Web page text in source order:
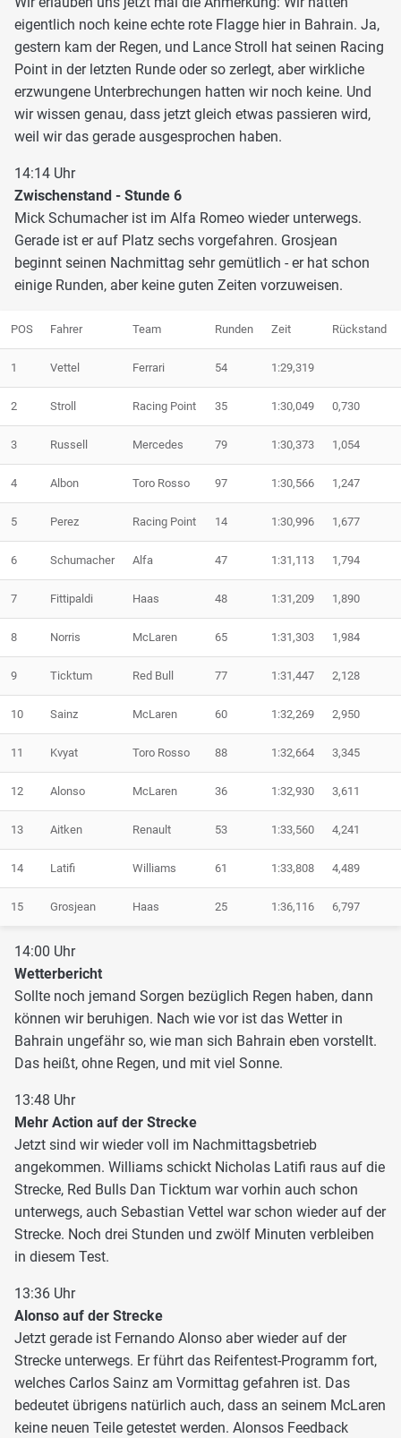
eigentlich noch keine echte rote Flagge hier in Bahrain. Ja,
gestern kam der Regen, und Lance Stroll hat seinen Racing
Point in der letzten Runde oder so zerlegt, aber wirkliche
erzwungene Unterbrechungen hatten wir noch keine. Und
wir wissen genau, dass jetzt gleich etwas passieren wird,
weil wir das gerade ausgesprochen haben.
14:14 Uhr
Zwischenstand - Stunde 6
Mick Schumacher ist im Alfa Romeo wieder unterwegs.
Gerade ist er auf Platz sechs vorgefahren. Grosjean
beginnt seinen Nachmittag sehr gemütlich - er hat schon
einige Runden, aber keine guten Zeiten vorzuweisen.
POS Fahrer Team Runden Zeit Rückstand
1 Vettel Ferrari 54 1:29,319
2 Stroll Racing Point 35 1:30,049 0,730
3 Russell Mercedes 79 1:30,373 1,054
4 Albon Toro Rosso 97 1:30,566 1,247
5 Perez Racing Point 14 1:30,996 1,677
6 Schumacher Alfa 47 1:31,113 1,794
7 Fittipaldi Haas 48 1:31,209 1,890
8 Norris McLaren 65 1:31,303 1,984
9 Ticktum Red Bull 77 1:31,447 2,128
10 Sainz McLaren 60 1:32,269 2,950
11 Kvyat Toro Rosso 88 1:32,664 3,345
12 Alonso McLaren 36 1:32,930 3,611
13 Aitken Renault 53 1:33,560 4,241
14 Latifi Williams 61 1:33,808 4,489
15 Grosjean Haas 25 1:36,116 6,797
14:00 Uhr
Wetterbericht
Sollte noch jemand Sorgen bezüglich Regen haben, dann
können wir beruhigen. Nach wie vor ist das Wetter in
Bahrain ungefähr so, wie man sich Bahrain eben vorstellt.
Das heißt, ohne Regen, und mit viel Sonne.
13:48 Uhr
Mehr Action auf der Strecke
Jetzt sind wir wieder voll im Nachmittagsbetrieb
angekommen. Williams schickt Nicholas Latifi raus auf die
Strecke, Red Bulls Dan Ticktum war vorhin auch schon
unterwegs, auch Sebastian Vettel war schon wieder auf der
Strecke. Noch drei Stunden und zwölf Minuten verbleiben
in diesem Test.
13:36 Uhr
Alonso auf der Strecke
Jetzt gerade ist Fernando Alonso aber wieder auf der
Strecke unterwegs. Er führt das Reifentest-Programm fort,
welches Carlos Sainz am Vormittag gefahren ist. Das
bedeutet übrigens natürlich auch, dass an seinem McLaren
keine neuen Teile getestet werden. Alonsos Feedback